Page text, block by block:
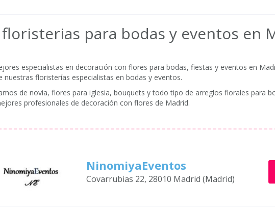
para bodas y eventos en
especialistas en decoración con flores para bodas, fiestas y eventos en
floristerías especialistas en bodas y eventos.
de novia, flores para iglesia, bouquets y todo tipo de arreglos florales para
profesionales de decoración con flores de Madrid.
NinomiyaEventos
Covarrubias 22, 28010 Madrid (Madrid)